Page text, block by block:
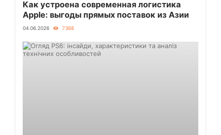
Как устроена современная логистика
Apple: выгоды прямых поставок из Азии
04.06.2026 7368